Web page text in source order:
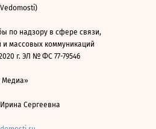
по надзору в сфере связи,
массовых коммуникаций
г. ЭЛ № ФС 77-79546
Медиа»
Сергеевна